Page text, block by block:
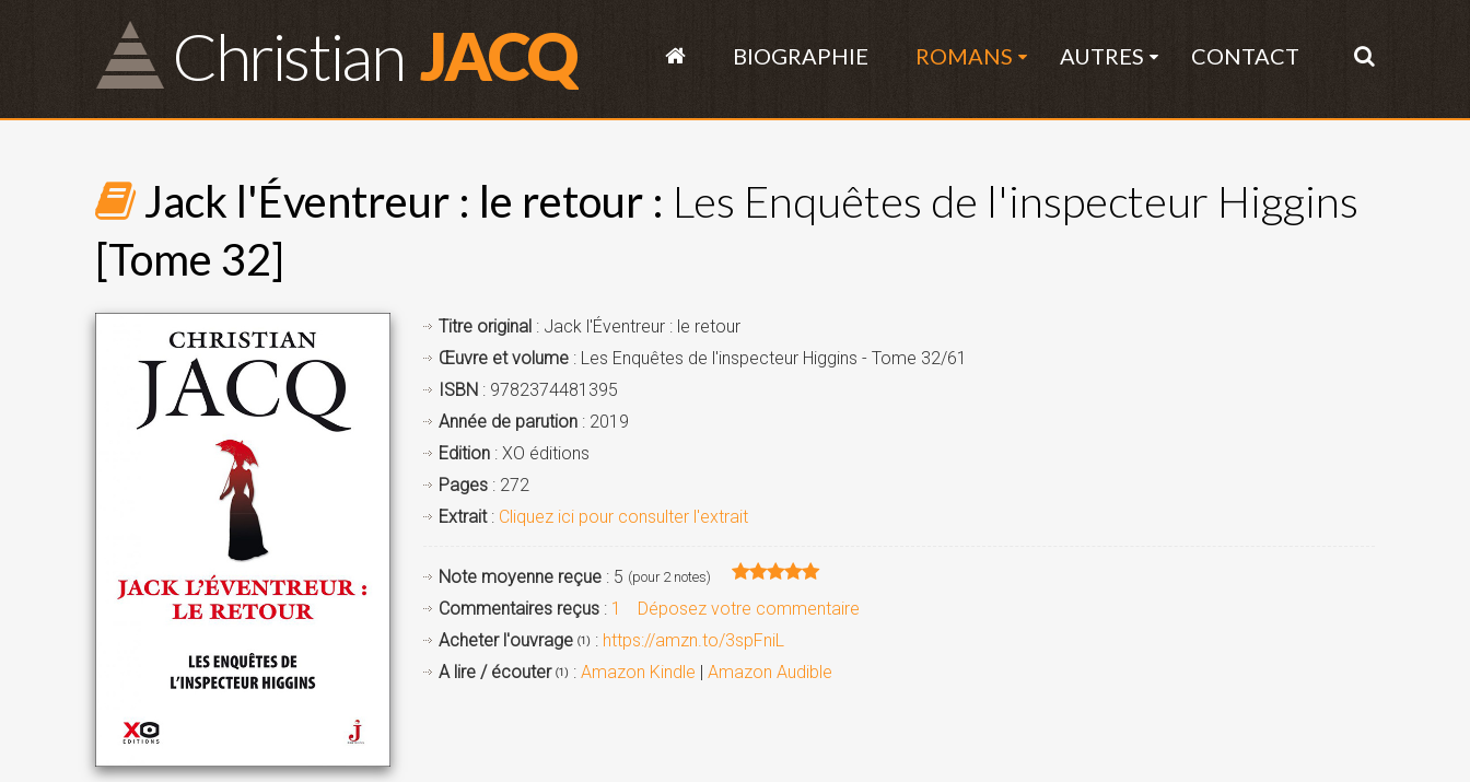
Christian JACQ BIOGRAPHIE ROMANS AUTRES CONTACT
Jack l'Éventreur : le retour : Les Enquêtes de l'inspecteur Higgins
[Tome 32]
Titre original : Jack l'Éventreur : le retour
Œuvre et volume : Les Enquêtes de l'inspecteur Higgins - Tome 32/61
ISBN : 9782374481395
Année de parution : 2019
Edition : XO éditions
Pages : 272
Extrait: Cliquez ici pour consulter l'extrait
Note moyenne reçue : 5 (pour 2 notes)
Commentaires reçus : 1
Déposez votre commentaire
Acheter l'ouvrage (1) : https://amzn.to/3spFniL
A lire / écouter (1) : Amazon Kindle | Amazon Audible